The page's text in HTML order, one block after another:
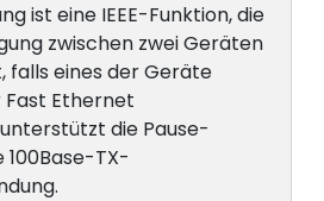
ist eine IEEE-Funktion, die
zwischen zwei Geräten
falls eines der Geräte
Ethernet
die Pause-
TX-